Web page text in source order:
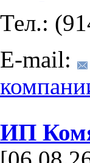
Тел.:
E-mail:
ИП